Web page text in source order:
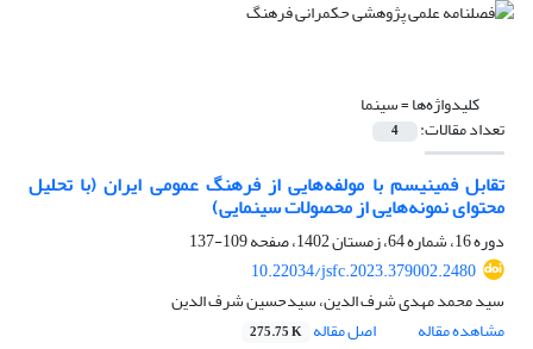
کلیدواژه‌ها =سینما
تعداد مقالات: 4
تقابل فمینیسم با مولفه‌هایی از فرهنگ عمومی ایران (با تحلیل
محتوای نمونه‌هایی از محصولات سینمایی)
دوره 16، شماره 64، زمستان 1402، صفحه
109-137
10.22034/jsfc.2023.379002.2480
سید محمد مهدی شرف الدین، سیدحسین شرف الدین
مشاهده مقاله
اصل مقاله 275.75 K